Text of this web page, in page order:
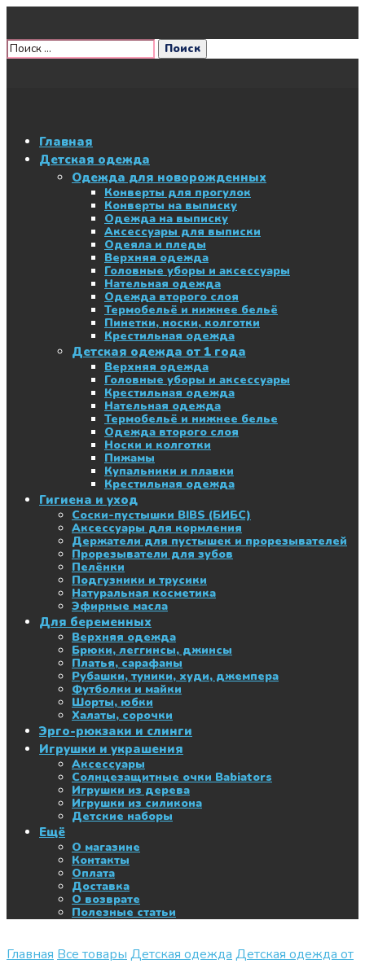
Главная
Детская одежда
Одежда для новорожденных
Конверты для прогулок
Конверты на выписку
Одежда на выписку
Аксессуары для выписки
Одеяла и пледы
Верхняя одежда
Головные уборы и аксессуары
Нательная одежда
Одежда второго слоя
Термобельё и нижнее бельё
Пинетки, носки, колготки
Крестильная одежда
Детская одежда от 1 года
Верхняя одежда
Головные уборы и аксессуары
Крестильная одежда
Нательная одежда
Термобельё и нижнее белье
Одежда второго слоя
Носки и колготки
Пижамы
Купальники и плавки
Крестильная одежда
Гигиена и уход
Соски-пустышки BIBS (БИБС)
Аксессуары для кормления
Держатели для пустышек и прорезывателей
Прорезыватели для зубов
Пелёнки
Подгузники и трусики
Натуральная косметика
Эфирные масла
Для беременных
Верхняя одежда
Брюки, леггинсы, джинсы
Платья, сарафаны
Рубашки, туники, худи, джемпера
Футболки и майки
Шорты, юбки
Халаты, сорочки
Эрго-рюкзаки и слинги
Игрушки и украшения
Аксессуары
Солнцезащитные очки Babiators
Игрушки из дерева
Игрушки из силикона
Детские наборы
Ещё
О магазине
Контакты
Оплата
Доставка
О возврате
Полезные статьи
Главная Все товары Детская одежда Детская одежда от